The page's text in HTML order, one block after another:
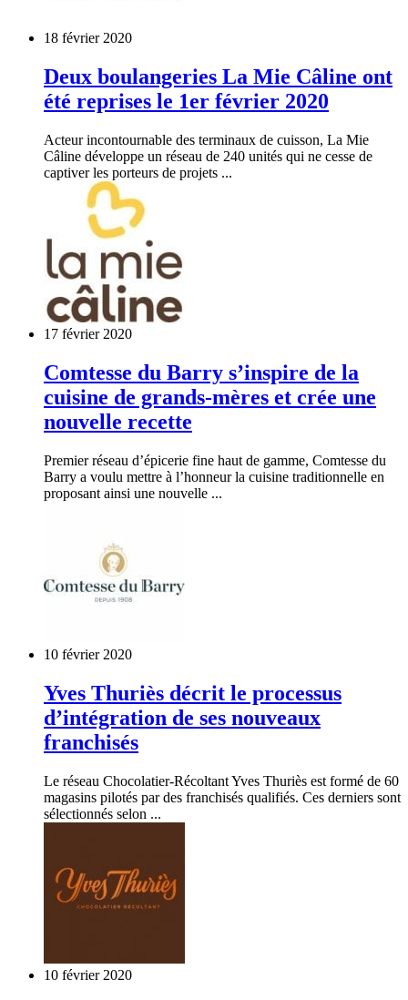
18 février 2020
Deux boulangeries La Mie Câline ont
été reprises le 1er février 2020
Acteur incontournable des terminaux de cuisson, La Mie
Câline développe un réseau de 240 unités qui ne cesse de
captiver les porteurs de projets ...
17 février 2020
Comtesse du Barry s’inspire de la
cuisine de grands-mères et crée une
nouvelle recette
Premier réseau d’épicerie fine haut de gamme, Comtesse du
Barry a voulu mettre à l’honneur la cuisine traditionnelle en
proposant ainsi une nouvelle ...
10 février 2020
Yves Thuriès décrit le processus
d’intégration de ses nouveaux
franchisés
Le réseau Chocolatier-Récoltant Yves Thuriès est formé de 60
magasins pilotés par des franchisés qualifiés. Ces derniers sont
sélectionnés selon ...
10 février 2020